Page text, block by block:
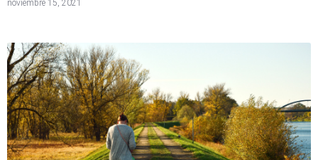
noviembre 15, 2021